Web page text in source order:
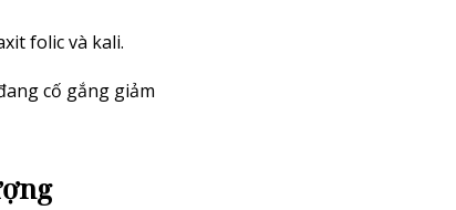
folic và kali.
cố gắng giảm